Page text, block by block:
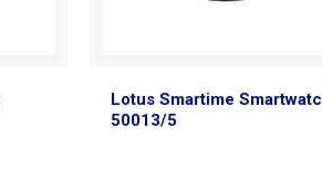
Lotus Smartime
50013/5